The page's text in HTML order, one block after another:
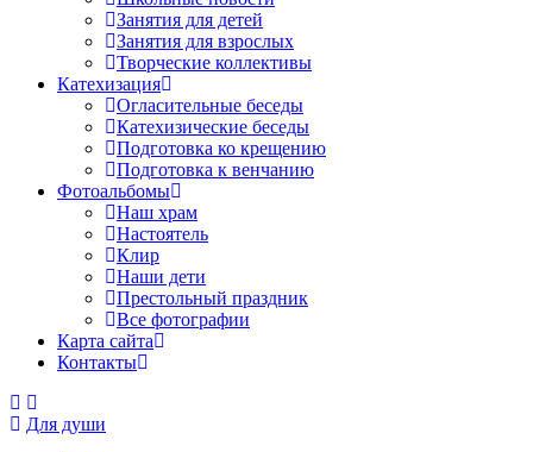
Занятия для детей
Занятия для взрослых
Творческие коллективы
Катехизация
Огласительные беседы
Катехизические беседы
Подготовка ко крещению
Подготовка к венчанию
Фотоальбомы
Наш храм
Настоятель
Клир
Наши дети
Престольный праздник
Все фотографии
Карта сайта
Контакты
Для души